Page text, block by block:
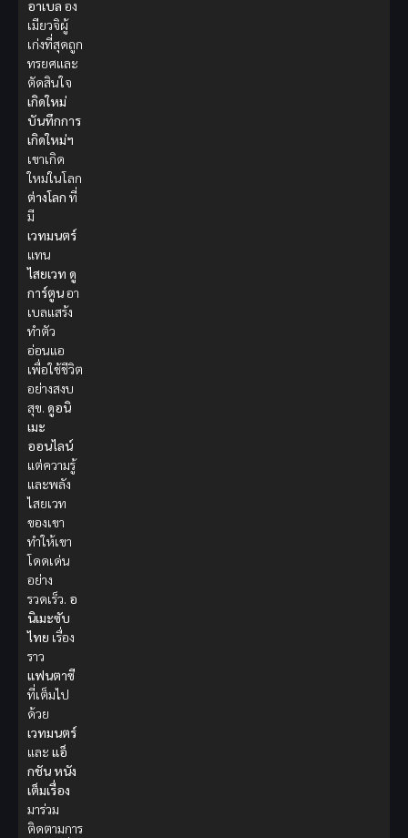
อาเบล อง
เมียวจิผู้
เก่งที่สุดถูก
ทรยศและ
ตัดสินใจ
เกิดใหม่
บันทึกการ
เกิดใหม่ฯ
เขาเกิด
ใหม่ในโลก
ต่างโลก ที่
มี
เวทมนตร์
แทน
ไสยเวท ดู
การ์ตูนอา
เบลแสร้ง
ทำตัว
อ่อนแอ
เพื่อใช้ชีวิต
อย่างสงบ
สุข. ดูอนิ
เมะ
ออนไลน์
แต่ความรู้
และพลัง
ไสยเวท
ของเขา
ทำให้เขา
โดดเด่น
อย่าง
รวดเร็ว. อ
นิเมะซับ
ไทย เรื่อง
ราว
แฟนตาซี
ที่เต็มไป
ด้วย
เวทมนตร์
และ แอ็
กชันหนัง
เต็มเรื่อง
มาร่วม
ติดตามการ